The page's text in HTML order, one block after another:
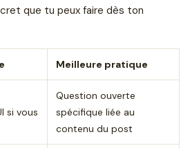
que tu peux faire dès ton
Meilleure pratique
si vous
Question ouverte
spécifique liée au
contenu du post